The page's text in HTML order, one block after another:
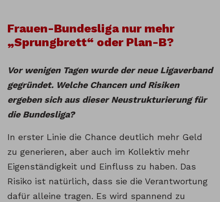
Frauen-Bundesliga nur mehr
„Sprungbrett“ oder Plan-B?
Vor wenigen Tagen wurde der neue Ligaverband
gegründet. Welche Chancen und Risiken
ergeben sich aus dieser Neustrukturierung für
die Bundesliga?
In erster Linie die Chance deutlich mehr Geld
zu generieren, aber auch im Kollektiv mehr
Eigenständigkeit und Einfluss zu haben. Das
Risiko ist natürlich, dass sie die Verantwortung
dafür alleine tragen. Es wird spannend zu